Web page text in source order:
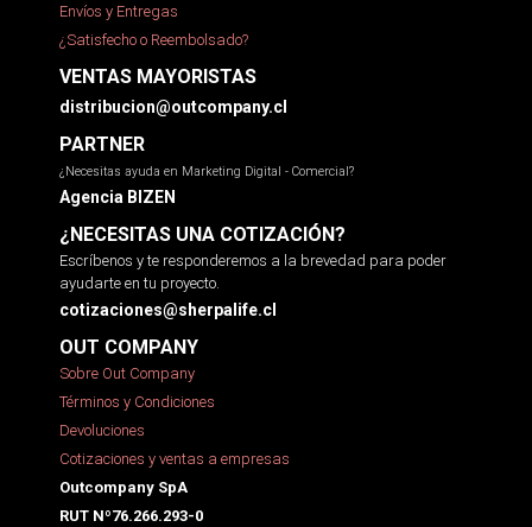
Envíos y Entregas
¿Satisfecho o Reembolsado?
VENTAS MAYORISTAS
distribucion@outcompany.cl
PARTNER
¿Necesitas ayuda en Marketing Digital - Comercial?
Agencia BIZEN
¿NECESITAS UNA COTIZACIÓN?
Escríbenos y te responderemos a la brevedad para poder
ayudarte en tu proyecto.
cotizaciones@sherpalife.cl
OUT COMPANY
Sobre Out Company
Términos y Condiciones
Devoluciones
Cotizaciones y ventas a empresas
Outcompany SpA
RUT Nº76.266.293-0